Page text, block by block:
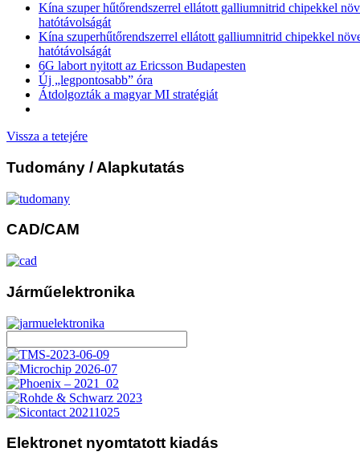
Kína szuper hűtőrendszerrel ellátott galliumnitrid chipekkel
hatótávolságát
Kína szuperhűtőrendszerrel ellátott galliumnitrid chipekkel
hatótávolságát
6G labort nyitott az Ericsson Budapesten
Új „legpontosabb” óra
Átdolgozták a magyar MI stratégiát
Vissza a tetejére
Tudomány / Alapkutatás
CAD/CAM
Járműelektronika
Elektronet nyomtatott kiadás